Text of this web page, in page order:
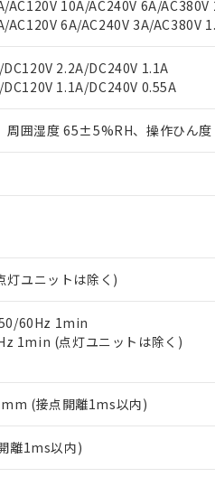
AC120V 10A/AC240V 6A/AC380V
6A/AC240V 3A/AC380V
2.2A/DC240V 1.1A
1.1A/DC240V 0.55A
囲湿度 65±5%RH、操作ひん
灯ユニットは除く)
60Hz 1min
1min (点灯ユニットは除く)
(接点開離1ms以内)
離1ms以内)
ト上で当社にご登録された部品リ
ビスに関するお客様との取引・
は、"個人情報の共同利用に関して"
ロード
ロードすることができます。
非含有証明書
社基準）
含有を証明するもので、過去に
エステル類４物質の対応では、
庫切替を完了していることから
売部門へお問い合わせください
合意する